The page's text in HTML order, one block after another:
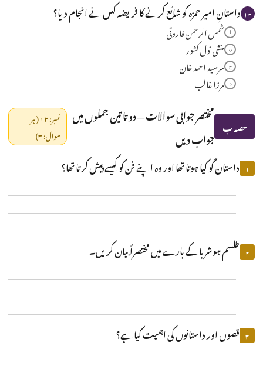
۱۲ داستانِ امیر حمزہ کو شائع کرنے کا فریضہ کس نے انجام دیا؟
شمس الرحمن فاروقی
ب منشی نول کشور
ج سرسید احمد خان
د مرزا غالب
حصہ ب مختصر جوابی سوالات — دو تا تین جملوں میں
جواب دیں
نمبر: ۱۲ (ہر
سوال: ۳)
۱ داستان گو کیا ہوتا تھا اور وہ اپنے فن کو کیسے پیش کرتا تھا؟
۲ طلسم ہوشربا کے بارے میں مختصراً بیان کریں۔
۳ قصوں اور داستانوں کی اہمیت کیا ہے؟